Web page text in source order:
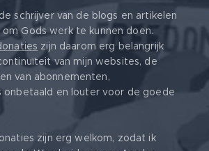
schrijver van de blogs en artikelen
Gods werk te kunnen doen.
zijn daarom erg belangrijk
van mijn websites, de
van abonnementen,
en louter voor de goede
zijn erg welkom, zodat ik